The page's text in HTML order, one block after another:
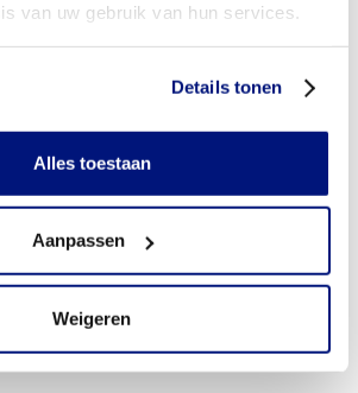
van uw gebruik van hun services.
Details tonen
Alles toestaan
Aanpassen
Weigeren
voor een extra paar orthopedische
te wisselen?
mijn zorgverzekeraar een nieuw paar
bestellen (gebruikstermijn)?